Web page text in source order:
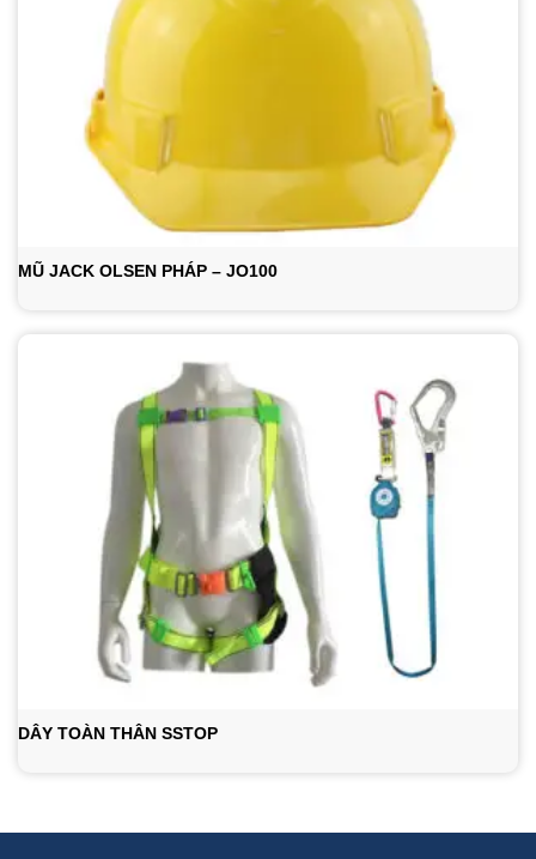
MŨ JACK OLSEN PHÁP – JO100
DÂY TOÀN THÂN SSTOP